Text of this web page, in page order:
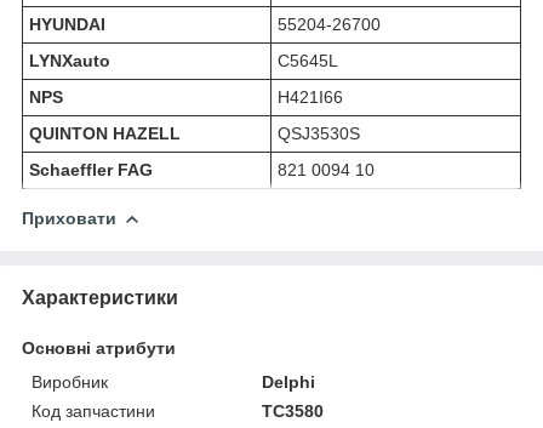
HYUNDAI
55204-26700
LYNXauto
C5645L
NPS
H421I66
QUINTON HAZELL
QSJ3530S
Schaeffler FAG
821 0094 10
Приховати
Характеристики
Основні атрибути
Виробник
Delphi
Код запчастини
TC3580